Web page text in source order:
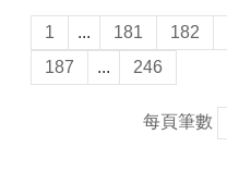
1 ... 181 182
187
... 246
每頁筆數